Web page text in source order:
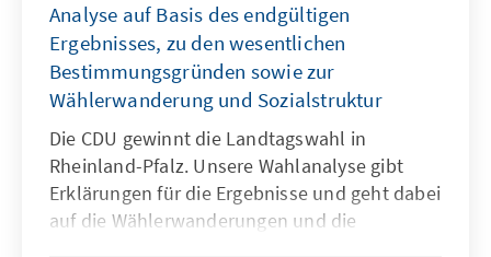
Analyse auf Basis des endgültigen
Ergebnisses, zu den wesentlichen
Bestimmungsgründen sowie zur
Wählerwanderung und Sozialstruktur
Die CDU gewinnt die Landtagswahl in
Rheinland-Pfalz. Unsere Wahlanalyse gibt
Erklärungen für die Ergebnisse und geht dabei
auf die Wählerwanderungen und die